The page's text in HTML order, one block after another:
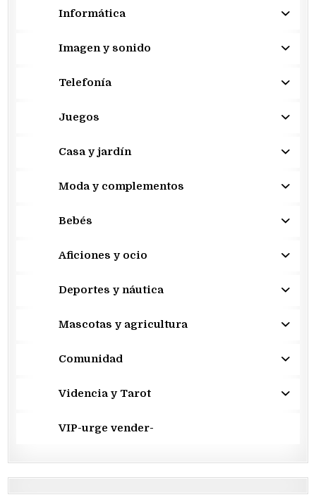
Informática
Imagen y sonido
Telefonía
Juegos
Casa y jardín
Moda y complementos
Bebés
Aficiones y ocio
Deportes y náutica
Mascotas y agricultura
Comunidad
Videncia y Tarot
VIP-urge vender-